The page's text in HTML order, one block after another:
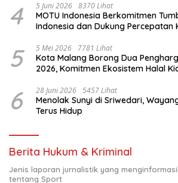
4 5 Juni 2026 8370 Lihat
MOTU Indonesia Berkomitmen
Indonesia dan Dukung Percepatan
5 5 Mei 2026 7781 Lihat
Kota Malang Borong Dua
2026, Komitmen Ekosistem Halal
6 28 Juni 2026 5457 Lihat
Menolak Sunyi di Sriwedari,
Terus Hidup
Berita Hukum & Kriminal
Jenis laporan jurnalistik yang
tentang Sport